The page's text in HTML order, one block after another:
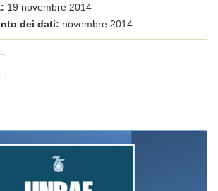
19 novembre 2014
dei dati: novembre 2014